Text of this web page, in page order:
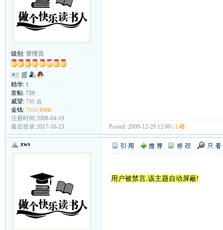
级别: 管理员
精华: 1
发帖: 729
威望: 731 点
金钱: 7310 RMB
注册时间:2008-04-19
最后登录:2017-10-23
Posted: 2009-12-29 12:00 | 1 楼
xws
用户被禁言,该主题自动屏蔽!